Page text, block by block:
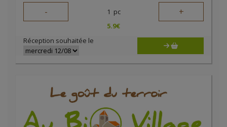
- 1 pc +
5.9€
Réception souhaitée le